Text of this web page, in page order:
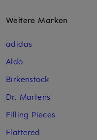
Weitere Marken
adidas
Aldo
Birkenstock
Dr. Martens
Filling Pieces
Flattered